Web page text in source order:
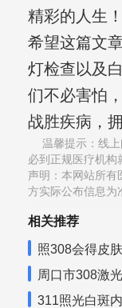
精彩的人生
希望这篇文
灯检查以及
们不必害怕
战胜疾病，
温馨提示：线
必到正规医疗机构
声明：本网站所有
方实际公布信息为
相关推荐
照308会得皮
周口市308激
311照光白斑